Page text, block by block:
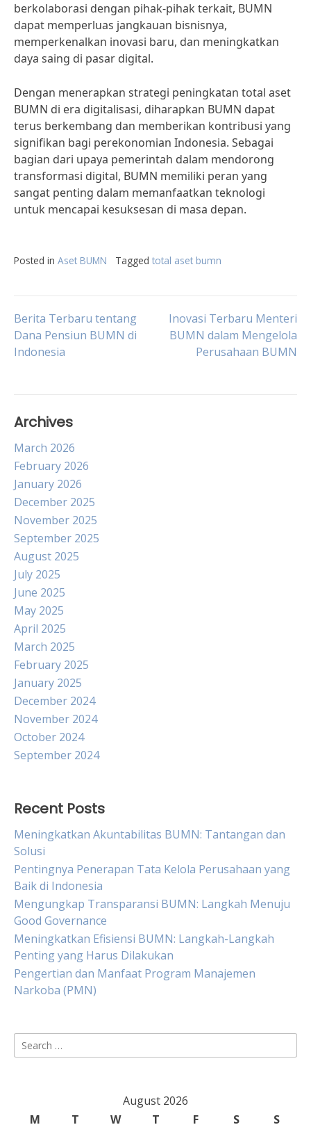
berkolaborasi dengan pihak-pihak terkait, BUMN
dapat memperluas jangkauan bisnisnya,
memperkenalkan inovasi baru, dan meningkatkan
daya saing di pasar digital.
Dengan menerapkan strategi peningkatan total aset
BUMN di era digitalisasi, diharapkan BUMN dapat
terus berkembang dan memberikan kontribusi yang
signifikan bagi perekonomian Indonesia. Sebagai
bagian dari upaya pemerintah dalam mendorong
transformasi digital, BUMN memiliki peran yang
sangat penting dalam memanfaatkan teknologi
untuk mencapai kesuksesan di masa depan.
Posted in Aset BUMN Tagged total aset bumn
Post
navigation
Berita Terbaru tentang
Dana Pensiun BUMN di
Indonesia
Inovasi Terbaru Menteri
BUMN dalam Mengelola
Perusahaan BUMN
Archives
March 2026
February 2026
January 2026
December 2025
November 2025
September 2025
August 2025
July 2025
June 2025
May 2025
April 2025
March 2025
February 2025
January 2025
December 2024
November 2024
October 2024
September 2024
Recent Posts
Meningkatkan Akuntabilitas BUMN: Tantangan dan
Solusi
Pentingnya Penerapan Tata Kelola Perusahaan yang
Baik di Indonesia
Mengungkap Transparansi BUMN: Langkah Menuju
Good Governance
Meningkatkan Efisiensi BUMN: Langkah-Langkah
Penting yang Harus Dilakukan
Pengertian dan Manfaat Program Manajemen
Narkoba (PMN)
Search
for:
August 2026
M
T W T F S
S